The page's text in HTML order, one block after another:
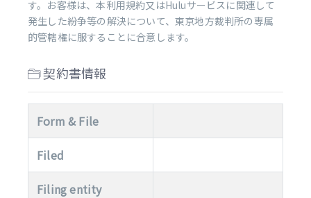
す。お客様は、本利用規約又はHuluサービスに関連して
発生した紛争等の解決について、東京地方裁判所の専属
的管轄権に服することに合意します。
契約書情報
Form & File
Filed
Filing entity